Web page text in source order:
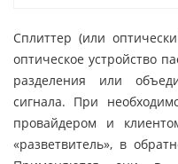
Сплиттер (или
оптическое устройство
разделения или
сигнала. При
провайдером и
«разветвитель», в